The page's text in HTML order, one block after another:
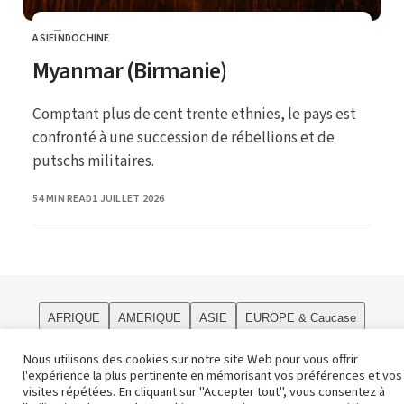
CATEGORY
ASIEINDOCHINE
Myanmar (Birmanie)
Comptant plus de cent trente ethnies, le pays est
confronté à une succession de rébellions et de
putschs militaires.
54 MIN READPUBLISHED
1 JUILLET 2026
AFRIQUE AMERIQUE ASIE EUROPE & Caucase
Contact
Nous utilisons des cookies sur notre site Web pour vous offrir
l'expérience la plus pertinente en mémorisant vos préférences et vos
visites répétées. En cliquant sur "Accepter tout", vous consentez à